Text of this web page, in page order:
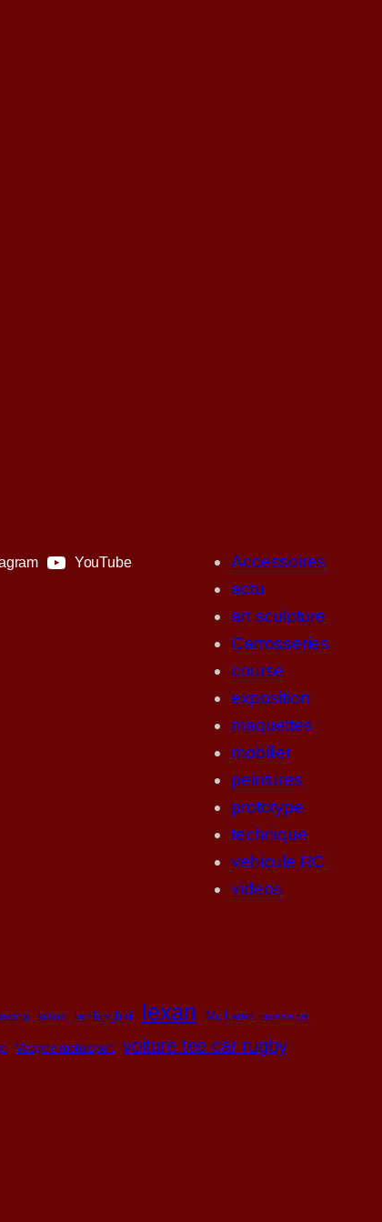
YouTube
Accessoires
actu
art sculpture
Carrosseries
course
exposition
maquettes
mobilier
peintures
prototype
technique
vehicule RC
videos
killam lamborghini lexan Mc Laren muscle car
Voegele motorsport voiture tee car rugby